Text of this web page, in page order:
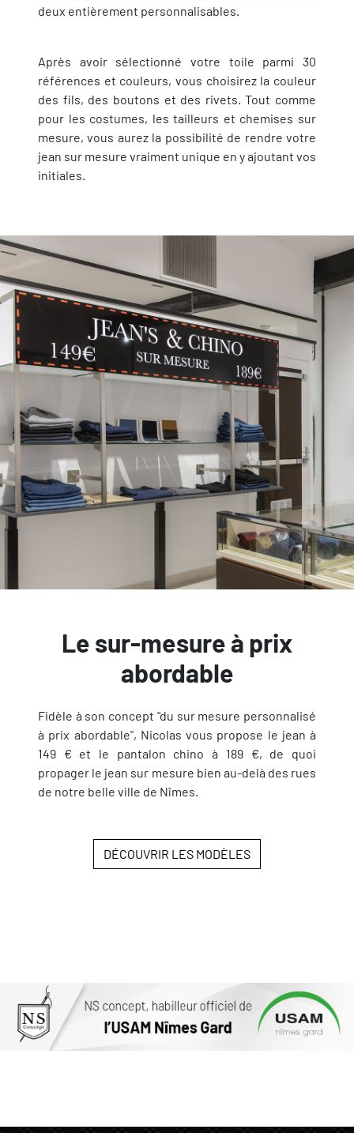
deux entièrement personnalisables.
Après avoir sélectionné votre toile parmi 30
références et couleurs, vous choisirez la couleur
des fils, des boutons et des rivets. Tout comme
pour les costumes, les tailleurs et chemises sur
mesure, vous aurez la possibilité de rendre votre
jean sur mesure vraiment unique en y ajoutant vos
initiales.
Le sur-mesure à prix
abordable
Fidèle à son concept "du sur mesure personnalisé
à prix abordable", Nicolas vous propose le jean à
149 € et le pantalon chino à 189 €, de quoi
propager le jean sur mesure bien au-delà des rues
de notre belle ville de Nîmes.
DÉCOUVRIR LES MODÈLES